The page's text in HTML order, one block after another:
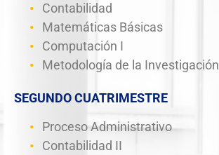
Contabilidad
Matemáticas Básicas
Computación I
Metodología de la Investigación
SEGUNDO CUATRIMESTRE
Proceso Administrativo
Contabilidad II